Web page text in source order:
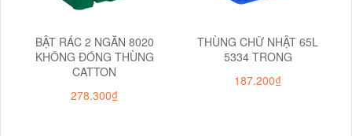
BẬT RÁC 2 NGĂN 8020
KHÔNG ĐÓNG THÙNG
CATTON
278.300₫
THÙNG CHỮ NHẬT 65L
5334 TRONG
187.200₫